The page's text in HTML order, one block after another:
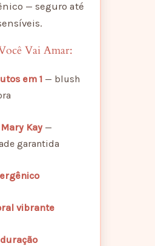
— seguro até
Vai Amar:
em 1— blush
Kay—
garantida
vibrante